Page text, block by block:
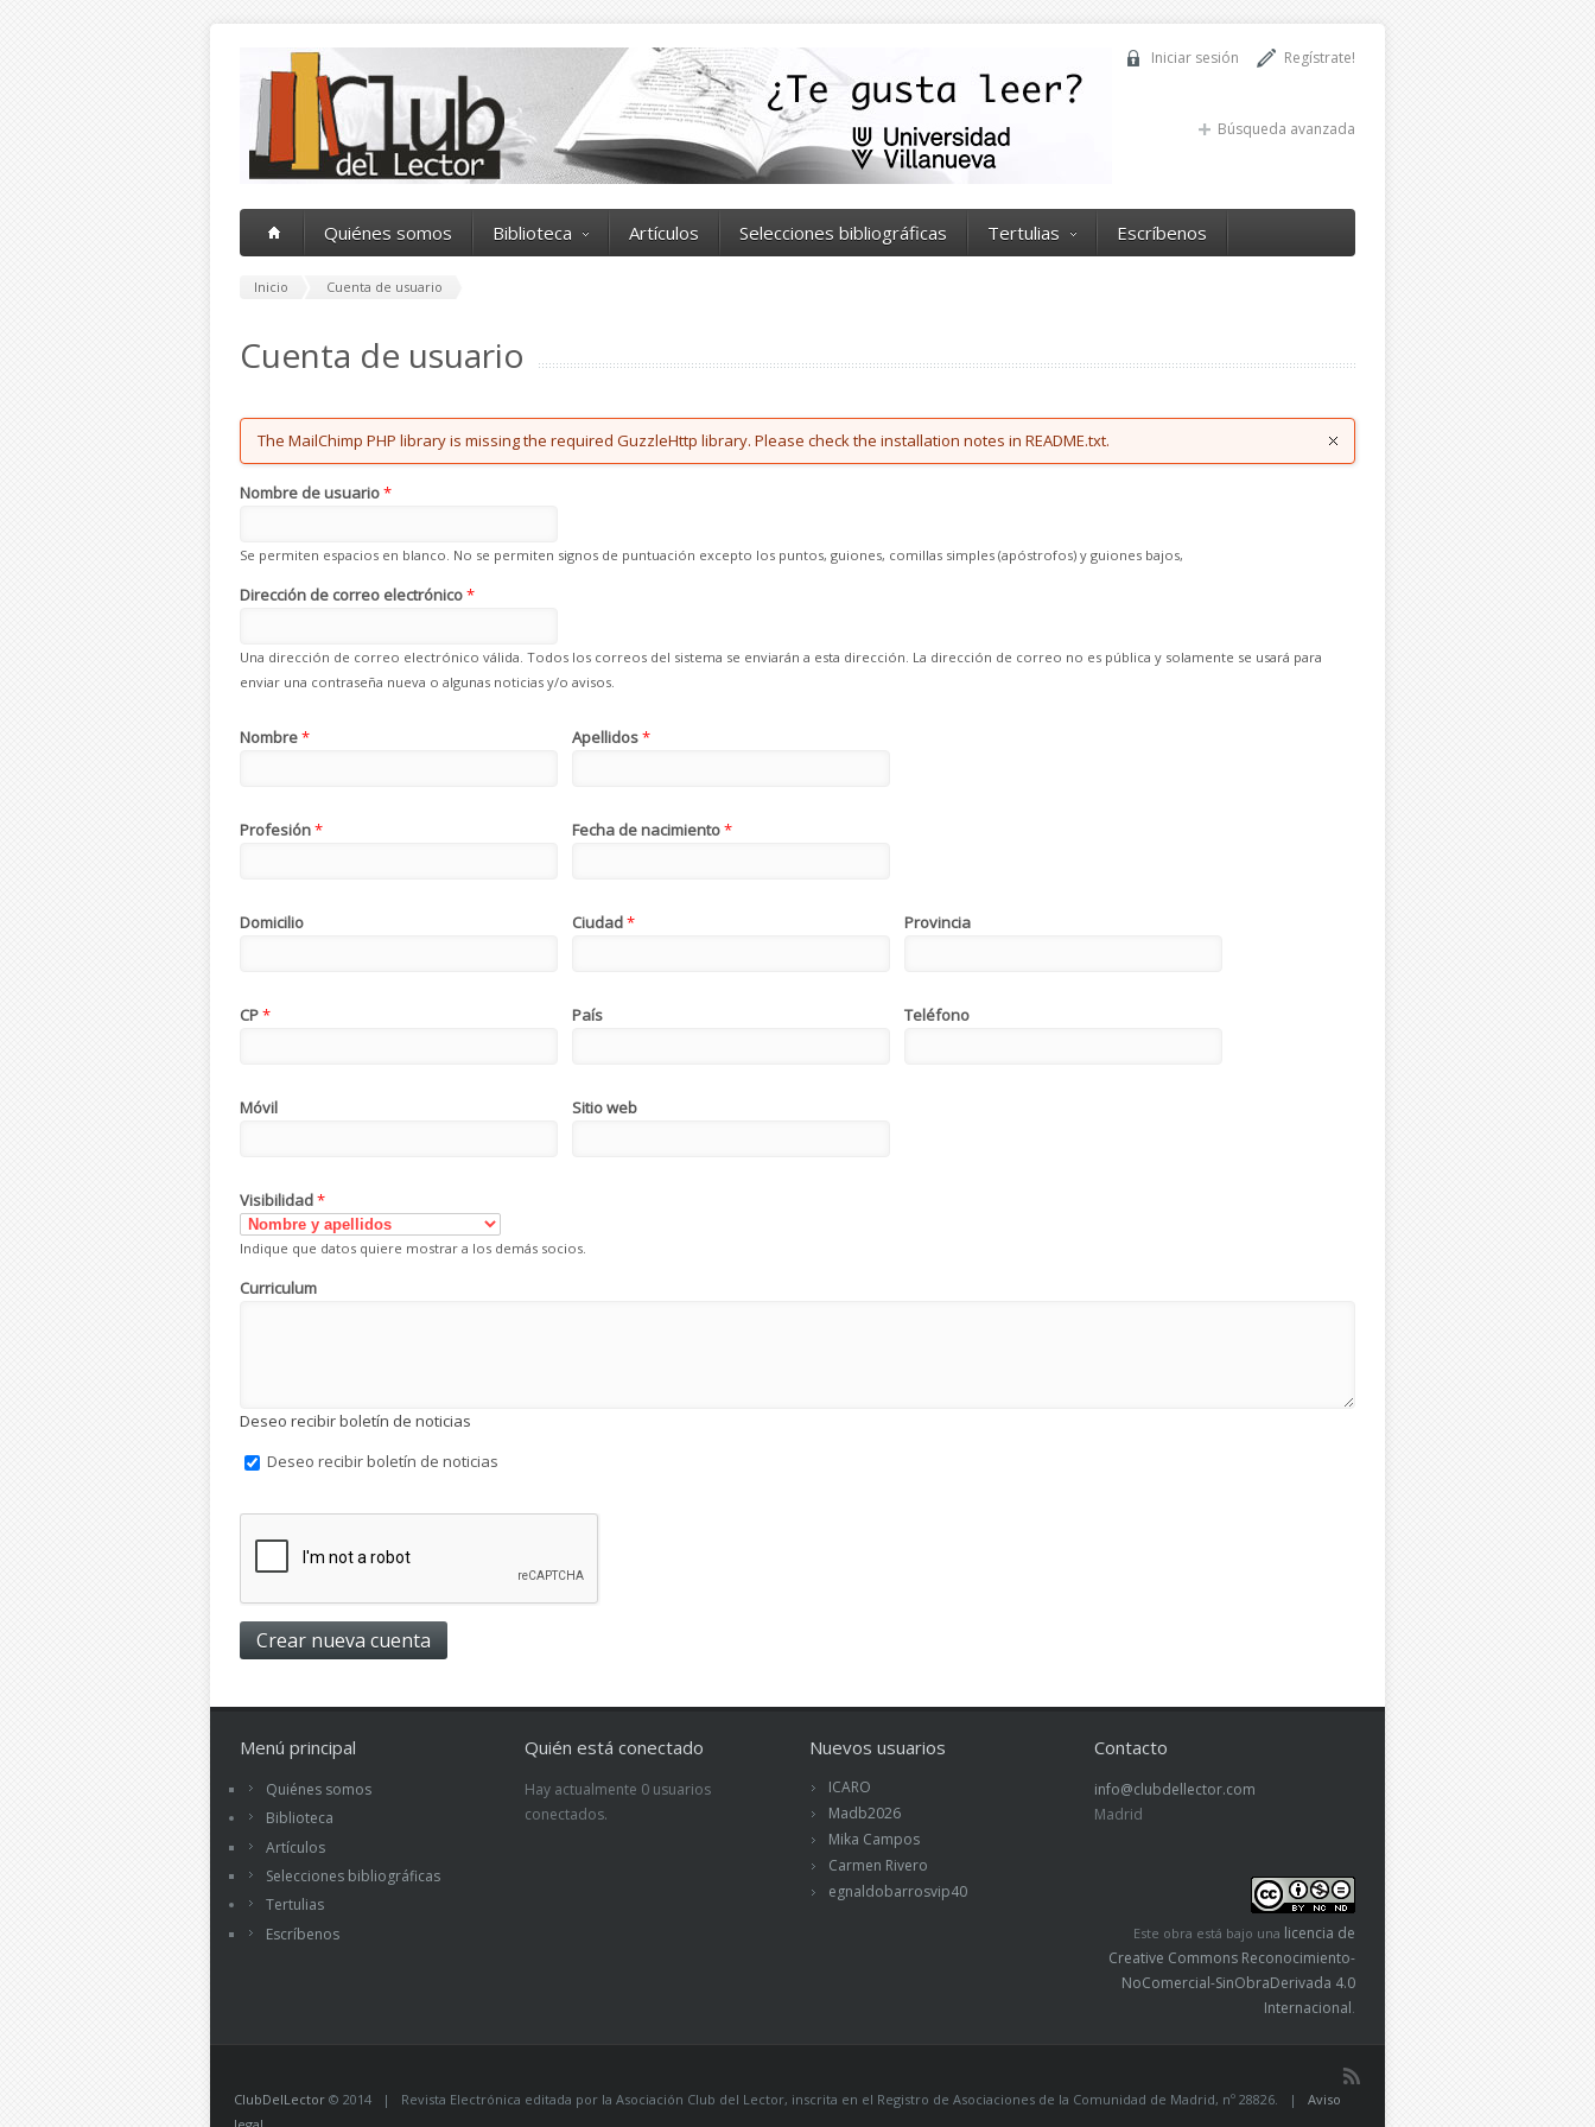
Regístrate!
Iniciar sesión
Búsqueda avanzada
Quiénes somos Biblioteca Artículos Selecciones bibliográficas Tertulias Escríbenos
Inicio Cuenta de usuario
Cuenta de usuario
Error message
The MailChimp PHP library is missing the required GuzzleHttp library. Please check the installation notes in README.txt.
Nombre de usuario*
Se permiten espacios en blanco. No se permiten signos de puntuación excepto los puntos, guiones, comillas simples (apóstrofos) y guiones bajos,
Dirección de correo electrónico*
Una dirección de correo electrónico válida. Todos los correos del sistema se enviarán a esta dirección. La dirección de correo no es pública y solamente se usará para
enviar una contraseña nueva o algunas noticias y/o avisos.
Nombre* Apellidos*
Profesión* Fecha de nacimiento*
Domicilio Ciudad* Provincia
CP* País Teléfono
Móvil Sitio web
Visibilidad*
Indique que datos quiere mostrar a los demás socios.
Curriculum
Deseo recibir boletín de noticias
Deseo recibir boletín de noticias
Menú principal
Quiénes somos
Biblioteca
Artículos
Selecciones bibliográficas
Tertulias
Escríbenos
Quién está conectado
Hay actualmente 0 usuarios
conectados.
Nuevos usuarios
ICARO
Madb2026
Mika Campos
Carmen Rivero
egnaldobarrosvip40
Contacto
info@clubdellector.com
Madrid
Este obra está bajo una licencia de
Creative Commons Reconocimiento-
NoComercial-SinObraDerivada 4.0
Internacional
ClubDelLector © 2014 | Revista Electrónica editada por la Asociación Club del Lector, inscrita en el Registro de Asociaciones de la Comunidad de Madrid, nº 28826. | Aviso